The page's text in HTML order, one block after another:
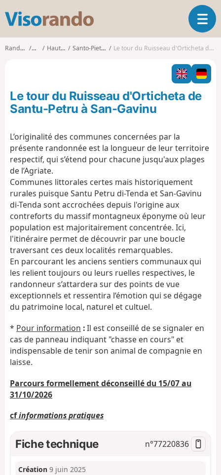
s
o
o
O
u
i
r
l
g
a
Randonnées CorseHaute-Corse Santo-Pietro-di-Tenda Le tour du Ruisseau d'Orticheta de Santu-Petru à San-Gavinu
Le tour du Ruisseau d'Orticheta de
Santu-Petru à San-Gavinu
L’originalité des communes concernées par la
présente randonnée est la longueur de leur territoire
respectif, qui s’étend pour chacune jusqu'aux plages
de l’Agriate.
Communes littorales certes mais historiquement
rurales puisque Santu Petru di-Tenda et San-Gavinu
di-Tenda sont accrochées depuis l'origine aux
contreforts du massif montagneux éponyme où leur
population est majoritairement concentrée. Ici,
l'itinéraire permet de découvrir par une boucle
traversant ces deux localités remarquables.
En parcourant les anciens sentiers communaux qui
les relient toujours ou leurs ruelles respectives, le
randonneur s’attardera sur des points de vue
exceptionnels et ressentira l’émotion qui se dégage
du patrimoine local, naturel et cultuel.
* Pour information :Il est conseillé de se signaler en
cas de panneau indiquant "chasse en cours" et
indispensable de tenir son animal de compagnie en
laisse.
Parcours formellement déconseillé du 15/07 au
31/10/2026
cfinformations pratiques
Fiche technique n°77220836
Création 9 juin 2025